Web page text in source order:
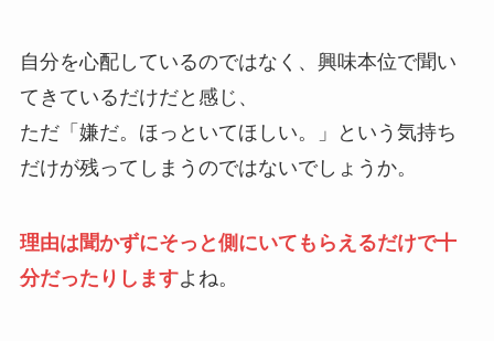
自分を心配しているのではなく、興味本位で聞い
てきているだけだと感じ、
ただ「嫌だ。ほっといてほしい。」という気持ち
だけが残ってしまうのではないでしょうか。
理由は聞かずにそっと側にいてもらえるだけで十
分だったりしますよね。